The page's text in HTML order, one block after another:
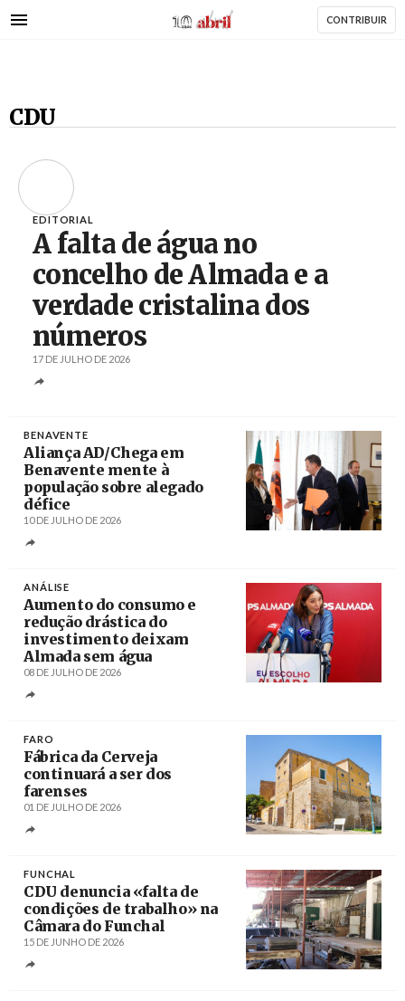
para
AbrilAbril CONTRIBUIR
CDU
EDITORIAL
A falta de água no
concelho de Almada e a
verdade cristalina dos
números
17 DE JULHO DE 2026
BENAVENTE
Aliança AD/Chega em
Benavente mente à
população sobre alegado
défice
10 DE JULHO DE 2026
ANÁLISE
Aumento do consumo e
redução drástica do
investimento deixam
Almada sem água
08 DE JULHO DE 2026
FARO
Fábrica da Cerveja
continuará a ser dos
farenses
01 DE JULHO DE 2026
FUNCHAL
CDU denuncia «falta de
condições de trabalho» na
Câmara do Funchal
15 DE JUNHO DE 2026